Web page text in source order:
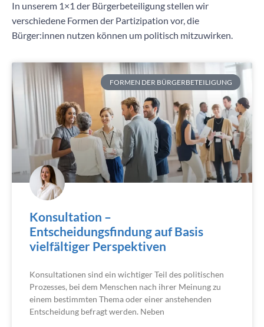
In unserem 1×1 der Bürgerbeteiligung stellen wir
verschiedene Formen der Partizipation vor, die
Bürger:innen nutzen können um politisch mitzuwirken.
FORMEN DER BÜRGERBETEILIGUNG
Konsultation –
Entscheidungsfindung auf Basis
vielfältiger Perspektiven
Konsultationen sind ein wichtiger Teil des politischen
Prozesses, bei dem Menschen nach ihrer Meinung zu
einem bestimmten Thema oder einer anstehenden
Entscheidung befragt werden. Neben